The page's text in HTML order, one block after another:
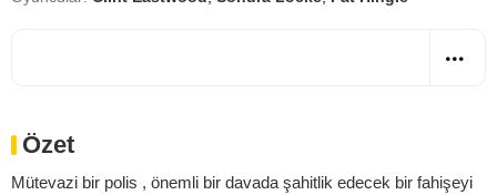
Özet
Mütevazi bir polis , önemli bir davada şahitlik edecek bir fahişeyi